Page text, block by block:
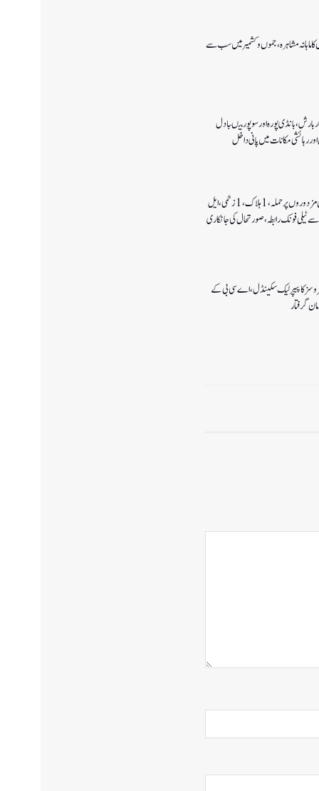
ماہانہ مشاہرہ، جموں و کشمیر میں سب سے
پورہ اور سوپور میںبادل
رہائشی مکانات میں پانی داخل
کولگام میں غیر مقامی مزدوروں پر حملہ،1ہلاک،1زخمی،ایل
ٹیلی فونک رابطہ، صورتحال کی جانکاری
کا پیپر لیک سکینڈل،اے سی بی کے